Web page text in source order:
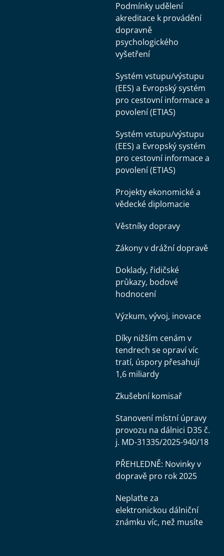
Podmínky udělení
akreditace k provádění
dopravně
psychologického
vyšetření
Systém vstupu/výstupu
(EES) a Evropský systém
pro cestovní informace a
povolení (ETIAS)
Systém vstupu/výstupu
(EES) a Evropský systém
pro cestovní informace a
povolení (ETIAS)
Projekty ekonomické a
vědecké diplomacie
Věstníky dopravy
Zákony v drážní dopravě
Doklady, řidičské
průkazy, bodové
hodnocení
Výzkum, vývoj, inovace
Díky nižším cenám v
tendrech se opraví víc
tratí, úspory přesahují
1,6 miliardy
Zkušební komisař
Stanovení místní úpravy
provozu na dálnici D35 č.
j. MD-31335/2025-940/18
PŘEHLEDNĚ: Novinky v
dopravě pro rok 2025
Neplaťte za
elektronickou dálniční
známku víc, než musíte